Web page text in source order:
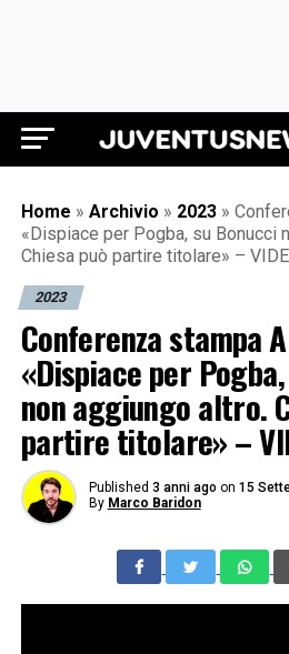
Juventus
Home » Archivio » 2023 »
«Dispiace per Pogba, su Bonucci
Chiesa può partire titolare» –
2023
Conferenza stampa
«Dispiace per
non aggiungo altro.
partire titolare» –
Published 3 anni ago on 15
By Marco Baridon